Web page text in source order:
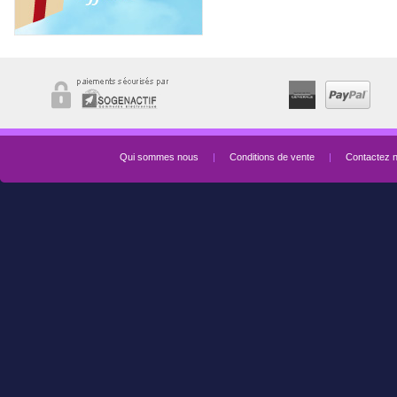
Qui sommes nous | Conditions de vente | Contactez